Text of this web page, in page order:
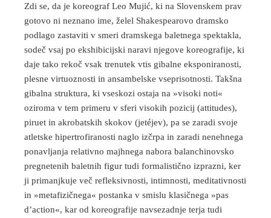
Zdi se, da je koreograf Leo Mujić, ki na Slovenskem prav
gotovo ni neznano ime, želel Shakespearovo dramsko
podlago zastaviti v smeri dramskega baletnega spektakla,
sodeč vsaj po ekshibicijski naravi njegove koreografije, ki
daje tako rekoč vsak trenutek vtis gibalne eksponiranosti,
plesne virtuoznosti in ansambelske vseprisotnosti. Takšna
gibalna struktura, ki vseskozi ostaja na »visoki noti«
oziroma v tem primeru v sferi visokih pozicij (attitudes),
piruet in akrobatskih skokov (jetéjev), pa se zaradi svoje
atletske hipertrofiranosti naglo izčrpa in zaradi nenehnega
ponavljanja relativno majhnega nabora balanchinovsko
pregnetenih baletnih figur tudi formalistično izprazni, ker
ji primanjkuje več refleksivnosti, intimnosti, meditativnosti
in »metafizičnega« postanka v smislu klasičnega »pas
d’action«, kar od koreografije navsezadnje terja tudi